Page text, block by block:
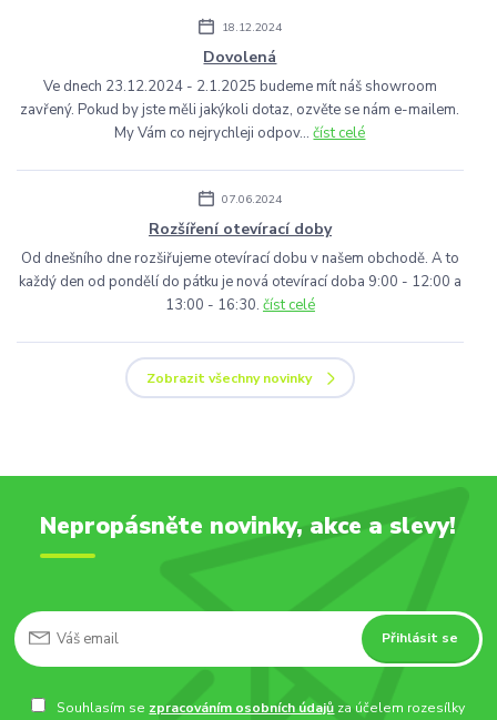
18.12.2024
Dovolená
Ve dnech 23.12.2024 - 2.1.2025 budeme mít náš showroom
zavřený. Pokud by jste měli jakýkoli dotaz, ozvěte se nám e-mailem.
My Vám co nejrychleji odpov...číst celé
07.06.2024
Rozšíření otevírací doby
Od dnešního dne rozšiřujeme otevírací dobu v našem obchodě. A to
každý den od pondělí do pátku je nová otevírací doba 9:00 - 12:00 a
13:00 - 16:30. číst celé
Zobrazit všechny novinky
Nepropásněte novinky, akce a slevy!
Přihlásit se
Souhlasím se zpracováním osobních údajů za účelem rozesílky